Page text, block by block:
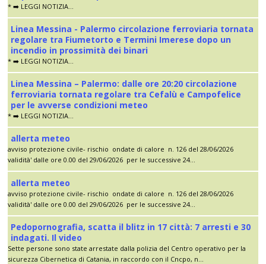
* ➡️ LEGGI NOTIZIA...
Linea Messina - Palermo circolazione ferroviaria tornata
regolare tra Fiumetorto e Termini Imerese dopo un
incendio in prossimità dei binari
* ➡️ LEGGI NOTIZIA...
Linea Messina – Palermo: dalle ore 20:20 circolazione
ferroviaria tornata regolare tra Cefalù e Campofelice
per le avverse condizioni meteo
* ➡️ LEGGI NOTIZIA...
allerta meteo
avviso protezione civile- rischio ondate di calore n. 126 del 28/06/2026
validità' dalle ore 0.00 del 29/06/2026 per le successive 24...
allerta meteo
avviso protezione civile- rischio ondate di calore n. 126 del 28/06/2026
validità' dalle ore 0.00 del 29/06/2026 per le successive 24...
Pedopornografia, scatta il blitz in 17 città: 7 arresti e 30
indagati. Il video
Sette persone sono state arrestate dalla polizia del Centro operativo per la
sicurezza Cibernetica di Catania, in raccordo con il Cncpo, n...